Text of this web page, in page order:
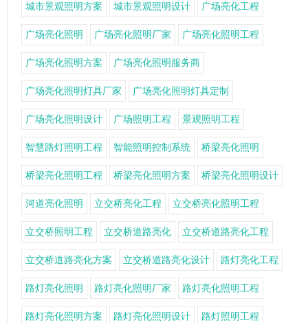
城市景观照明方案 城市景观照明设计 广场亮化工程
广场亮化照明 广场亮化照明厂家 广场亮化照明工程
广场亮化照明方案 广场亮化照明服务商
广场亮化照明灯具厂家 广场亮化照明灯具定制
广场亮化照明设计 广场照明工程 景观照明工程
智慧路灯照明工程 智能照明控制系统 桥梁亮化照明
桥梁亮化照明工程 桥梁亮化照明方案 桥梁亮化照明设计
河道亮化照明 立交桥亮化工程 立交桥亮化照明工程
立交桥照明工程 立交桥道路亮化 立交桥道路亮化工程
立交桥道路亮化方案 立交桥道路亮化设计 路灯亮化工程
路灯亮化照明 路灯亮化照明厂家 路灯亮化照明工程
路灯亮化照明方案 路灯亮化照明设计 路灯照明工程